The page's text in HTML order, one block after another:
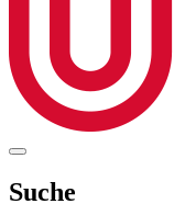
Suche